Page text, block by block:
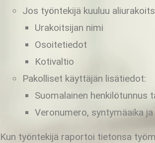
Jos työntekijä kuuluu
Urakoitsijan nimi
Osoitetiedot
Kotivaltio
Pakolliset käyttäjän lisätiedot:
Suomalainen henkilötunnus
Veronumero, syntymäaika
Kun työntekijä raportoi tietonsa